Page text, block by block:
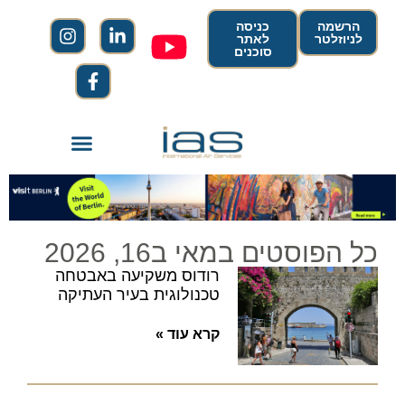
הרשמה
לניוזלטר
כניסה
לאתר
סוכנים
כל הפוסטים במאי ב16, 2026
רודוס משקיעה באבטחה
טכנולוגית בעיר העתיקה
קרא עוד »